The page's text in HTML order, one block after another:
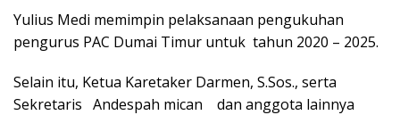
Yulius Medi memimpin pelaksanaan pengukuhan
pengurus PAC Dumai Timur untuk tahun 2020 – 2025.
Selain itu, Ketua Karetaker Darmen, S.Sos., serta
Sekretaris Andespah mican dan anggota lainnya